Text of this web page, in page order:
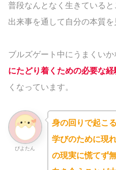
普段なんとなく生きている
出来事を通して自分の本質を
ブルズゲート中にうまくいか
にたどり着くための必要な
くなっています。
ぴよたん
身の回りで起こ
学びのために現
の現実に慌てず